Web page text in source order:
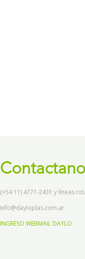
(+54 11) 4771-2431 y líneas
info@dayloplas.com.ar
INGRESO WEBMAIL DAYLO